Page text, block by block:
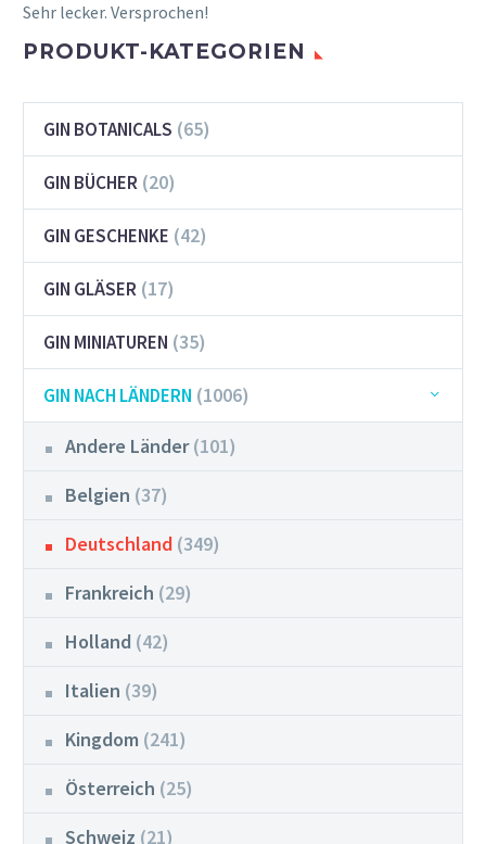
Sehr lecker. Versprochen!
PRODUKT-KATEGORIEN
GIN BOTANICALS (65)
GIN BÜCHER (20)
GIN GESCHENKE (42)
GIN GLÄSER (17)
GIN MINIATUREN (35)
GIN NACH LÄNDERN (1006)
Andere Länder (101)
Belgien (37)
Deutschland (349)
Frankreich (29)
Holland (42)
Italien (39)
Kingdom (241)
Österreich (25)
Schweiz (21)